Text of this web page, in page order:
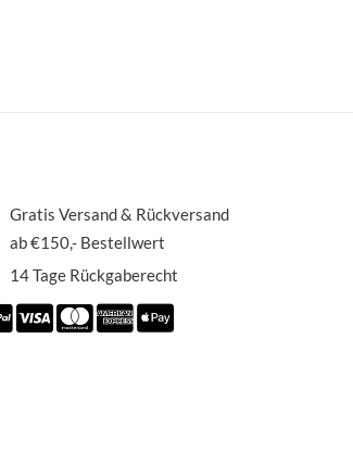
Gratis Versand & Rückversand
ab €150,- Bestellwert
14 Tage Rückgaberecht